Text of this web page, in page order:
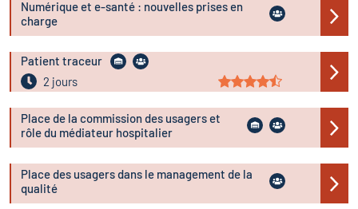
Numérique et e-santé : nouvelles prises en
charge
Patient traceur
2 jours
Place de la commission des usagers et
rôle du médiateur hospitalier
Place des usagers dans le management de la
qualité